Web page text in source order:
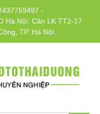
-
Hà Nội: Căn LK TT2-17
TP. Hà Nội.